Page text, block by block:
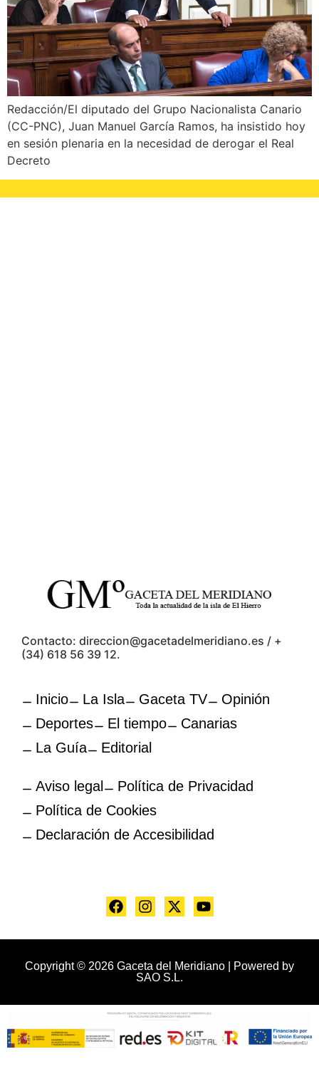
Redacción/El diputado del Grupo Nacionalista Canario
(CC-PNC), Juan Manuel García Ramos, ha insistido hoy
en sesión plenaria en la necesidad de derogar el Real
Decreto
Contacto: direccion@gacetadelmeridiano.es / +
(34) 618 56 39 12.
Inicio La Isla Gaceta TV
Opinión
Deportes
El tiempo
Canarias
La Guía
Editorial
Aviso legal
Política de Privacidad
Política de Cookies
Declaración de Accesibilidad
Copyright © 2026 Gaceta del Meridiano | Powered by
SAO S.L.